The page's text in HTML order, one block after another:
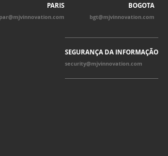
PARIS
par@mjvinnovation.com
BOGOTA
bgt@mjvinnovation.com
SEGURANÇA DA INFORMAÇÃO
security@mjvinnovation.com